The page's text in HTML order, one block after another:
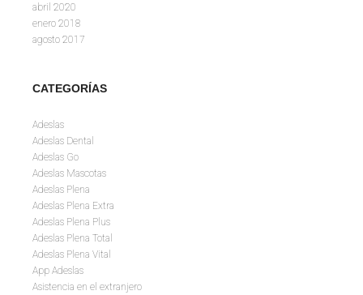
abril 2020
enero 2018
agosto 2017
CATEGORÍAS
Adeslas
Adeslas Dental
Adeslas Go
Adeslas Mascotas
Adeslas Plena
Adeslas Plena Extra
Adeslas Plena Plus
Adeslas Plena Total
Adeslas Plena Vital
App Adeslas
Asistencia en el extranjero